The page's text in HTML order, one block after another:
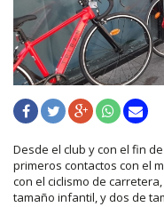
Desde el club y con el fin
primeros contactos con el
con el ciclismo de
tamaño infantil, y dos de